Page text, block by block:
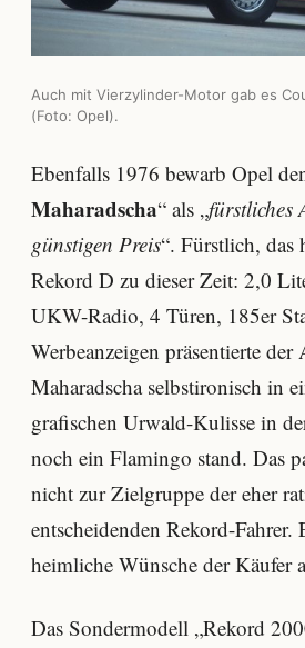
Auch mit Vierzylinder-Motor gab es
(Foto: Opel).
Ebenfalls 1976 bewarb Opel
Maharadscha“ als „fürstliches
günstigen Preis“. Fürstlich, das
Rekord D zu dieser Zeit: 2,0
UKW-Radio, 4 Türen, 185er
Werbeanzeigen präsentierte der
Maharadscha selbstironisch in
grafischen Urwald-Kulisse in
noch ein Flamingo stand. Das
nicht zur Zielgruppe der eher
entscheidenden Rekord-Fahrer.
heimliche Wünsche der Käufer
Das Sondermodell „Rekord